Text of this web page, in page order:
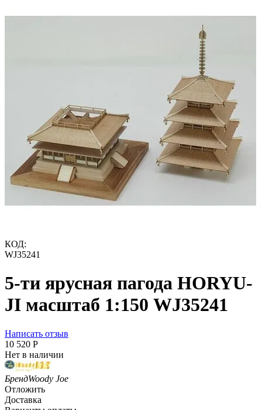
КОД:
WJ35241
5-ти ярусная пагода HORYU-
JI масштаб 1:150 WJ35241
Написать отзыв
10 520 Р
Нет в наличии
БрендWoody Joe
Отложить
Доставка